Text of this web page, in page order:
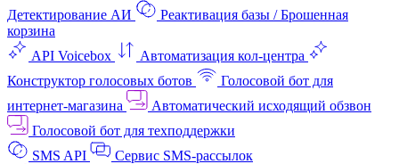
Детектирование АИ
Реактивация базы / Брошенная
корзина
API Voicebox
Автоматизация кол‑центра
Конструктор голосовых ботов
Голосовой бот для
интернет‑магазина
Автоматический исходящий обзвон
Голосовой бот для техподдержки
SMS API
Сервис SMS-рассылок